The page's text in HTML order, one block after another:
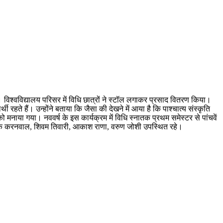
परिसर में विधि छात्रों ने स्टॉल लगाकर प्रसाद वितरण किया।
रहते हैं। उन्होंने बताया कि जैसा की देखने में आया है कि पाश्चात्य संस्कृति
गया। नववर्ष के इस कार्यक्रम में विधि स्नातक प्रथम समेस्टर से पांचवें
शिवम तिवारी, आकाश राणा, वरुण जोशी उपस्थित रहे।